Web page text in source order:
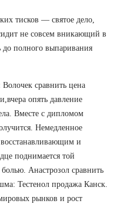
тисков — святое дело,
не совсем вникающий в
полного выпаривания
сравнить цена
опять давление
Вместе с дипломом
Немедленное
и
поднимается той
Анастрозол сравнить
Тестенол продажа Канск.
рынков и рост